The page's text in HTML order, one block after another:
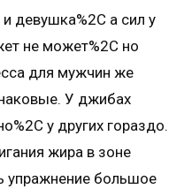
девушка%2C а сил у
не может%2C но
для мужчин же
У джибах
у других гораздо.
жира в зоне
упражнение большое